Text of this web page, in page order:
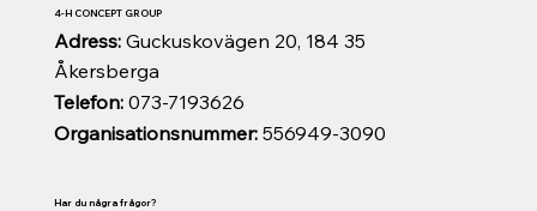
Organisationsnummer:556949-3090
Telefon:073-7193626
Adress: Guckuskovägen 20, 184 35
Åkersberga
4-H CONCEPT GROUP
Har du några frågor?